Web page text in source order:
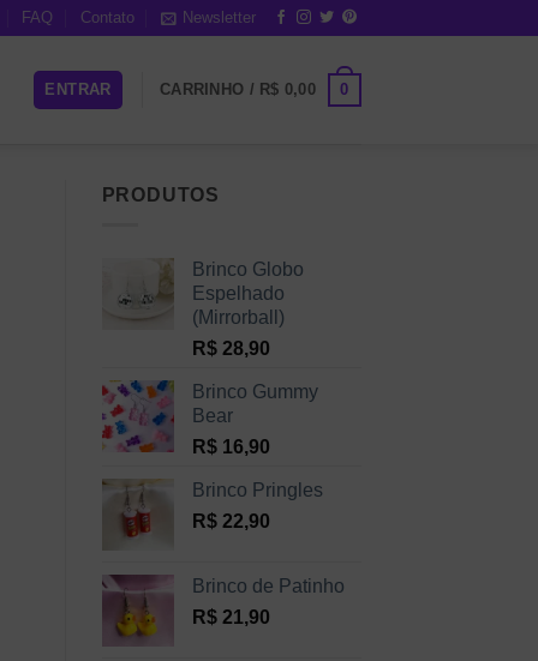
FAQ Contato Newsletter
ENTRAR CARRINHO / R$ 0,00 0
PRODUTOS
Brinco Globo
Espelhado
(Mirrorball)
R$28,90
Brinco Gummy
Bear
R$16,90
Brinco Pringles
R$22,90
Brinco de Patinho
R$21,90